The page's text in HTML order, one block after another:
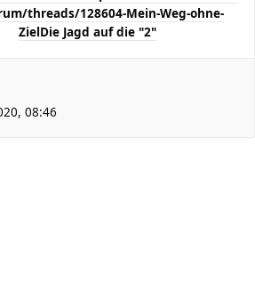
threads/128604-Mein-Weg-ohne-
ZielDie Jagd auf die "2"
08:46